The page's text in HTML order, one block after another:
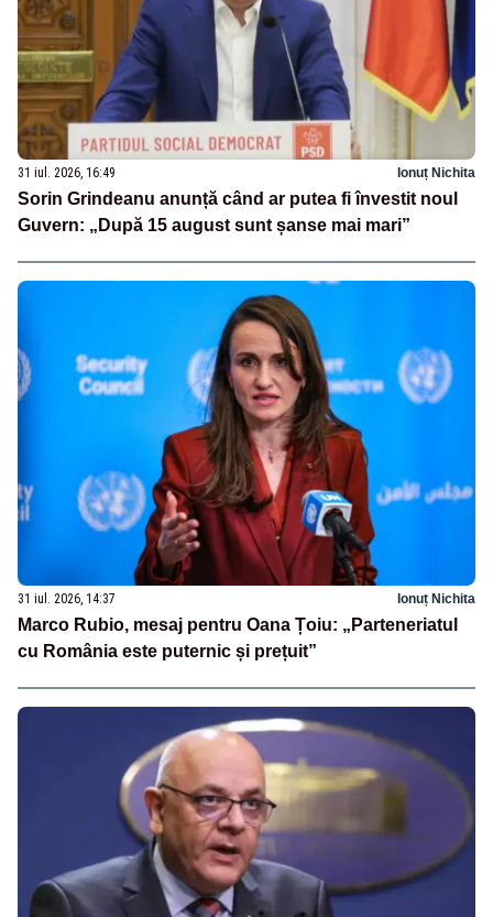
31 iul. 2026, 16:49 Ionuț Nichita
Sorin Grindeanu anunță când ar putea fi învestit noul
Guvern: „După 15 august sunt șanse mai mari”
31 iul. 2026, 14:37 Ionuț Nichita
Marco Rubio, mesaj pentru Oana Țoiu: „Parteneriatul
cu România este puternic și prețuit”